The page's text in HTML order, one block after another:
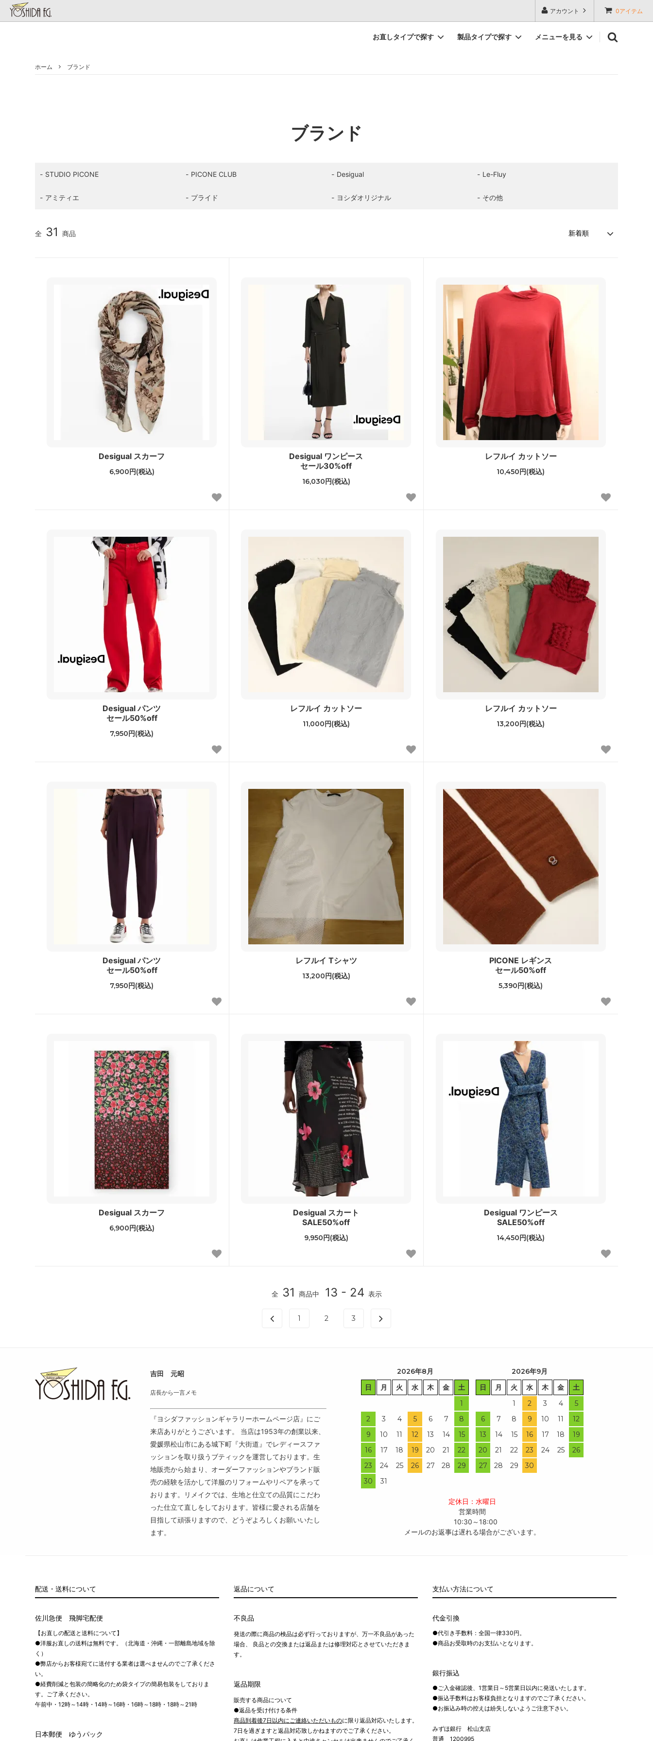
0アイテム
アカウント
お直しタイプで探す
ブランド
製品タイプで探す
アイテム
メニューを見る
お直し部について
ホーム ブランド
ブランド
STUDIO PICONE PICONE CLUB Desigual Le-Fluy
アミティエ プライド ヨシダオリジナル その他
全 31 商品
Desigual スカーフ
6,900円(税込)
Desigual ワンピース
セール30%off
16,030円(税込)
レフルイ カットソー
10,450円(税込)
Desigual パンツ
セール50%off
7,950円(税込)
レフルイ カットソー
11,000円(税込)
レフルイ カットソー
13,200円(税込)
Desigual パンツ
セール50%off
7,950円(税込)
レフルイ Tシャツ
13,200円(税込)
PICONE レギンス
セール50%off
5,390円(税込)
Desigual スカーフ
6,900円(税込)
Desigual スカート
SALE50%off
9,950円(税込)
Desigual ワンピース
SALE50%off
14,450円(税込)
全 31 商品中 13 - 24 表示
1 2 3
吉田 元昭
店長から一言メモ
『ヨシダファッションギャラリーホームページ店』にご
来店ありがとうございます。 当店は1953年の創業以来、
愛媛県松山市にある城下町『大街道』でレディースファ
ッションを取り扱うブティックを運営しております。生
地販売から始まり、オーダーファッションやブランド販
売の経験を活かして洋服のリフォームやリペアを承って
おります。リメイクでは、生地と仕立ての品質にこだわ
った仕立て直しをしております。皆様に愛される店舗を
目指して頑張りますので、どうぞよろしくお願いいたし
ます。
2026年8月
日
月 火 水 木 金
土
1
2
3 4 5 6 7
8
9
10 11 12 13 14
15
16
17 18 19 20 21
22
23
24 25 26 27 28
29
30
31
2026年9月
日
月 火 水 木 金
土
1
2 3 4
5
6
7 8 9 10 11
12
13
14 15 16 17 18
19
20
21 22 23 24 25
26
27
28 29 30
定休日：水曜日
営業時間
10:30～18:00
メールのお返事は遅れる場合がございます。
配送・送料について
佐川急便 飛脚宅配便
【お直しの配送と送料について】
●洋服お直しの送料は無料です。（北海道・沖縄・一部離島地域を除
く）
●弊店からお客様宛てに送付する業者は選べませんのでご了承くださ
い。
●経費削減と包装の簡略化のため袋タイプの簡易包装をしておりま
す。ご了承ください。
午前中・12時～14時・14時～16時・16時～18時・18時～21時
日本郵便 ゆうパック
返品について
不良品
発送の際に商品の検品は必ず行っておりますが、万一不良品があった
場合、 良品との交換または返品または修理対応とさせていただきま
す。
返品期限
販売する商品について
●返品を受け付ける条件
商品到着後7日以内にご連絡いただいものに限り返品対応いたします。
7日を過ぎますと返品対応致しかねますのでご了承ください。
支払い方法について
代金引換
●代引き手数料：全国一律330円。
●商品お受取時のお支払いとなります。
銀行振込
●ご入金確認後、1営業日～5営業日以内に発送いたします。
●振込手数料はお客様負担となりますのでご了承ください。
●お振込み時の控えは紛失しないようご注意下さい。
みずほ銀行 松山支店
普通 1200995